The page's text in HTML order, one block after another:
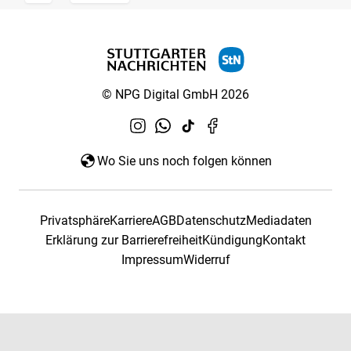
© NPG Digital GmbH 2026
Wo Sie uns noch folgen können
PrivatsphäreKarriereAGBDatenschutzMediadaten
Erklärung zur BarrierefreiheitKündigungKontakt
ImpressumWiderruf